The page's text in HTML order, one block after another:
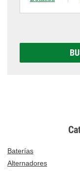
Baterías
Alternadores